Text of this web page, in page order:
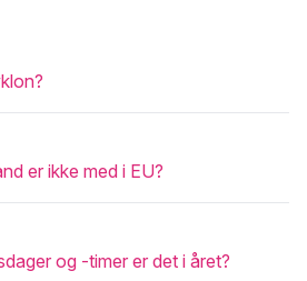
er ikke med i EU?
og -timer er det i året?